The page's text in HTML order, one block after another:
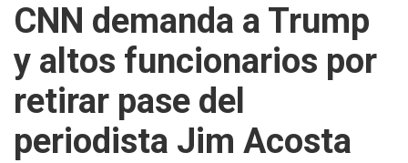
CNN demanda a Trump
y altos funcionarios por
retirar pase del
periodista Jim Acosta